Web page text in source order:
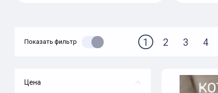
Показать фильтр 1 2 3 4
Цена